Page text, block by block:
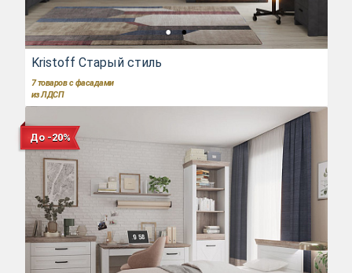
Kristoff Старый стиль
7 товаров с фасадами
из ЛДСП
До -20%